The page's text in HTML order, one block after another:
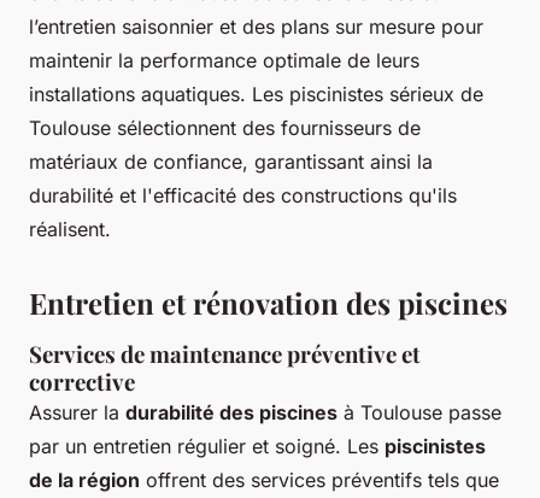
l’entretien saisonnier et des plans sur mesure pour
maintenir la performance optimale de leurs
installations aquatiques. Les piscinistes sérieux de
Toulouse sélectionnent des fournisseurs de
matériaux de confiance, garantissant ainsi la
durabilité et l'efficacité des constructions qu'ils
réalisent.
Entretien et rénovation des piscines
Services de maintenance préventive et
corrective
Assurer la durabilité des piscines à Toulouse passe
par un entretien régulier et soigné. Les piscinistes
de la région offrent des services préventifs tels que